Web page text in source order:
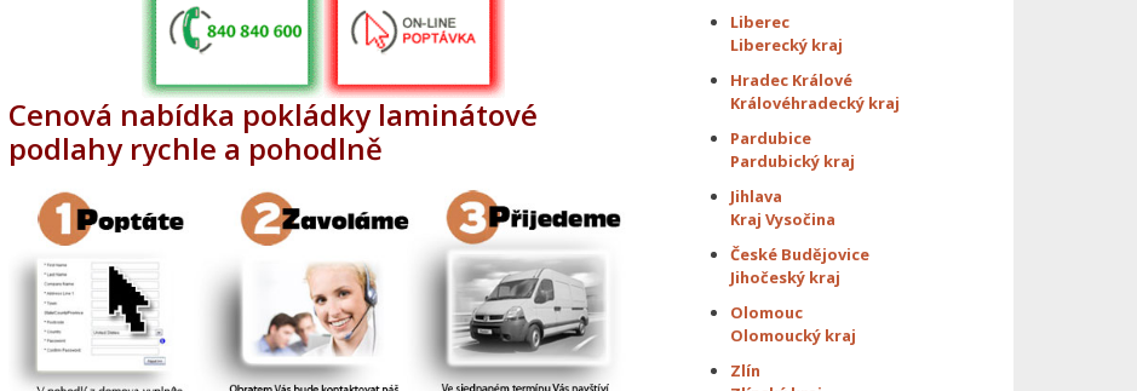
Cenová nabídka pokládky laminátové
podlahy rychle a pohodlně
Liberec
Liberecký kraj
Hradec Králové
Královéhradecký kraj
Pardubice
Pardubický kraj
Jihlava
Kraj Vysočina
České Budějovice
Jihočeský kraj
Olomouc
Olomoucký kraj
Zlín